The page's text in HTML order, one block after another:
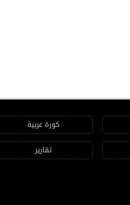
كورة عربية
تقارير